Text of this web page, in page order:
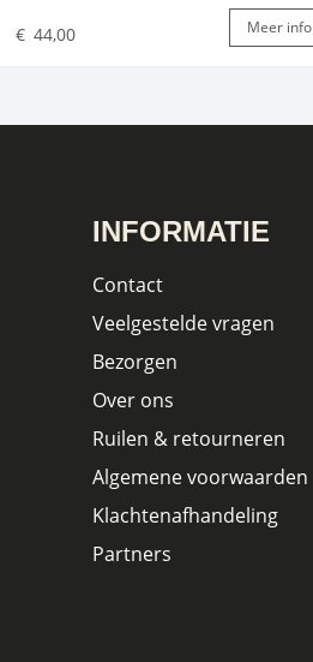
€ 44,00 Meer info
INFORMATIE
Contact
Veelgestelde vragen
Bezorgen
Over ons
Ruilen & retourneren
Algemene voorwaarden
Klachtenafhandeling
Partners